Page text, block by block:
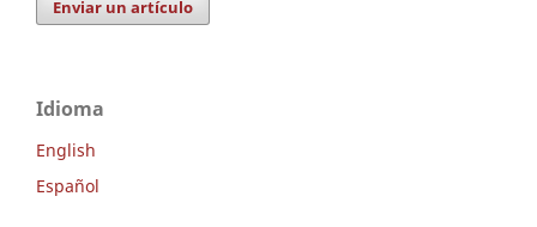
Enviar un artículo
Idioma
English
Español